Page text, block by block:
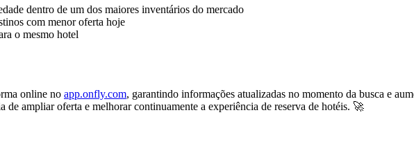
dentro de um dos maiores inventários do mercado
com menor oferta hoje
o mesmo hotel
online no app.onfly.com, garantindo informações atualizadas no momento da busca e
de ampliar oferta e melhorar continuamente a experiência de reserva de hotéis. 🚀